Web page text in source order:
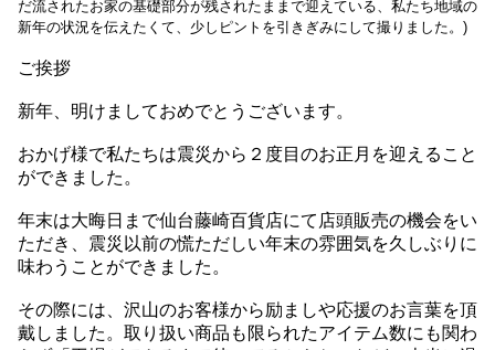
だ流されたお家の基礎部分が残されたままで迎えている、私たち地域の
新年の状況を伝えたくて、少しピントを引きぎみにして撮りました。)
ご挨拶
新年、明けましておめでとうございます。
おかげ様で私たちは震災から２度目のお正月を迎えること
ができました。
年末は大晦日まで仙台藤崎百貨店にて店頭販売の機会をい
ただき、震災以前の慌ただしい年末の雰囲気を久しぶりに
味わうことができました。
その際には、沢山のお客様から励ましや応援のお言葉を頂
戴しました。取り扱い商品も限られたアイテム数にも関わ